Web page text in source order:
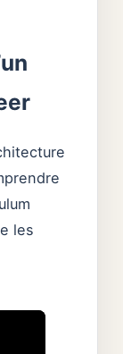
les